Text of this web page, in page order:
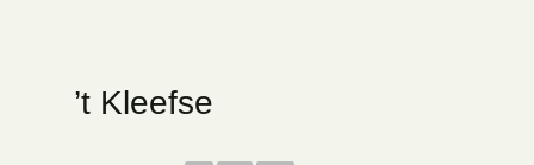
’t Kleefse